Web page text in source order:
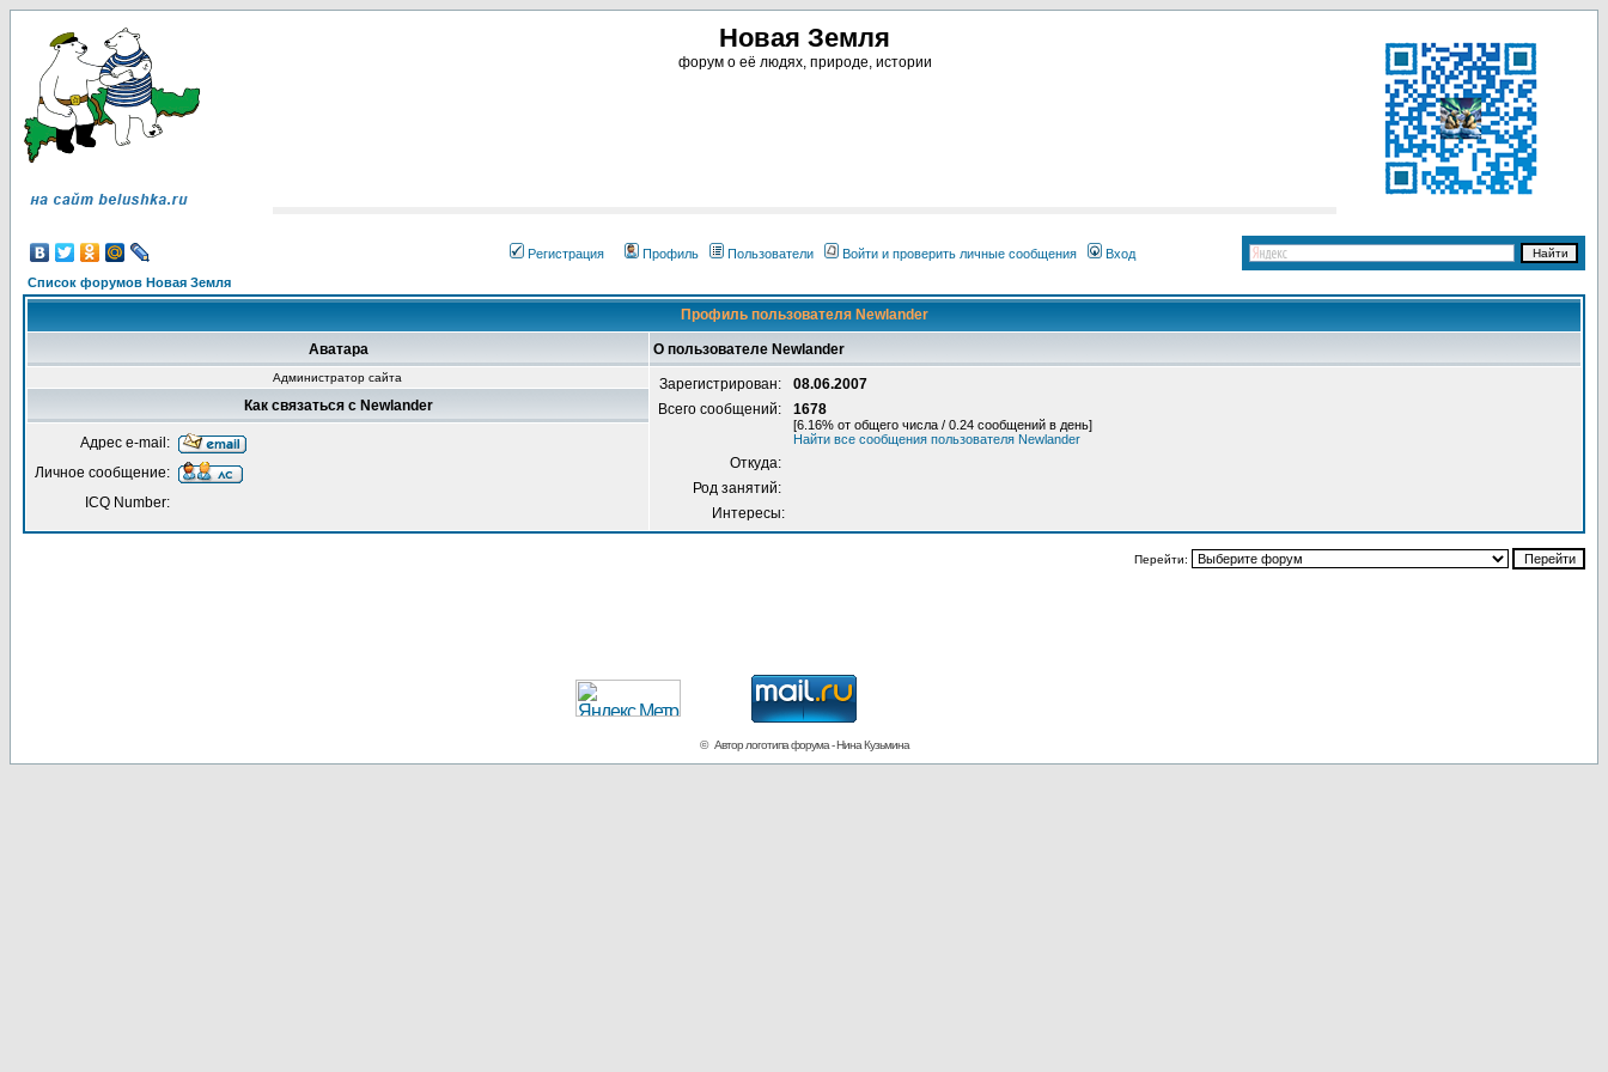
Новая Земля
форум о её людях, природе, истории
Регистрация Профиль Пользователи Войти и проверить личные сообщения
Вход
Список форумов Новая Земля
Профиль пользователя Newlander
Аватара О пользователе Newlander
Администратор сайта Зарегистрирован:
08.06.2007
Всего сообщений:
1678
[6.16% от общего числа / 0.24 сообщений в день]
Найти все сообщения пользователя Newlander
Откуда:
Род занятий:
Интересы:
Как связаться с Newlander
Адрес e-mail:
Личное сообщение:
ICQ Number:
Перейти:
© Автор логотипа форума - Нина Кузьмина